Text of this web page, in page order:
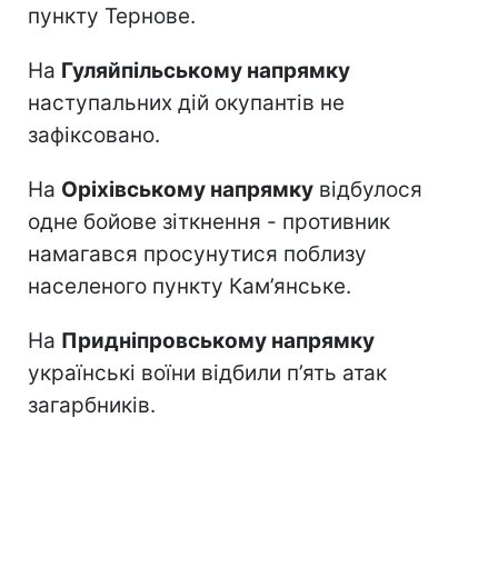
пункту Тернове.
На Гуляйпільському напрямку
наступальних дій окупантів не
зафіксовано.
На Оріхівському напрямку відбулося
одне бойове зіткнення - противник
намагався просунутися поблизу
населеного пункту Кам’янське.
На Придніпровському напрямку
українські воїни відбили п’ять атак
загарбників.